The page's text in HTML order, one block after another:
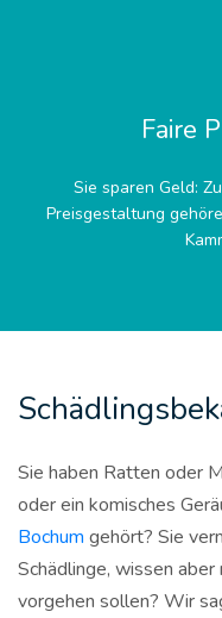
Faire
Sie sparen Geld:
Preisgestaltung
Sie haben Ratten oder
oder ein komisches
Bochum gehört? Sie
Schädlinge, wissen
vorgehen sollen? Wir